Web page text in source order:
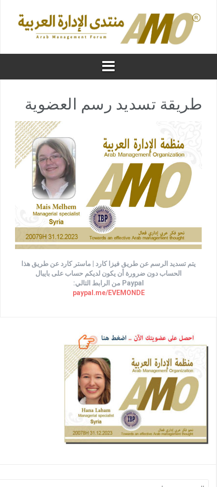
طريقة تسديد رسم العضوية
يتم تسديد الرسم عن طريق فيزا كارد | ماستر كارد عن طريق هذا
الحساب دون ضرورة أن يكون لديكم حساب على بايبال
Paypal من الرابط التالي:
paypal.me/EVEMONDE